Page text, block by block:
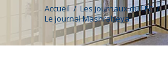
Accueil/Les journaux du LFC/
Le journal Mashrabeya